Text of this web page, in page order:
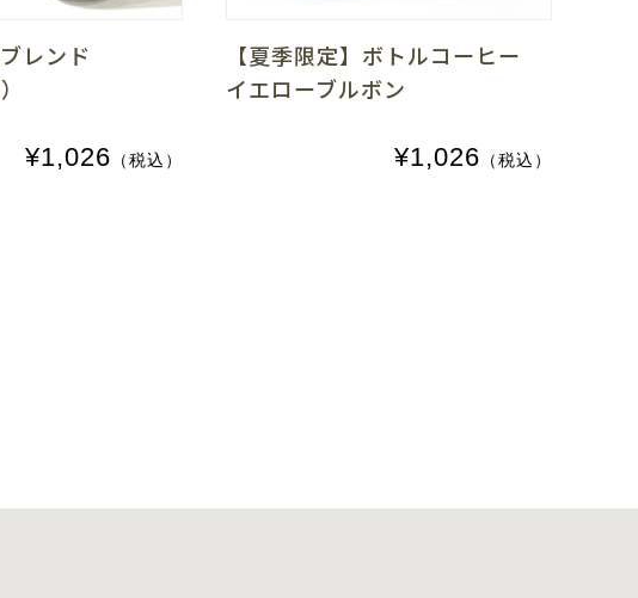
レンド
¥1,026 （税込）
【夏季限定】ボトルコーヒー
イエローブルボン
¥1,026 （税込）